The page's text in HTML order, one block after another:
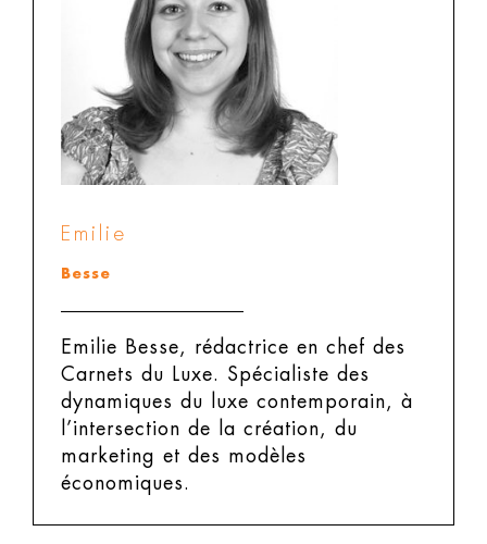
Emilie
Besse
Emilie Besse, rédactrice en chef des
Carnets du Luxe.
Spécialiste des
dynamiques du luxe contemporain, à
l’intersection de la création, du
marketing et des modèles
économiques.